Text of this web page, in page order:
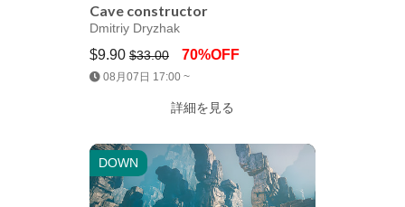
Cave constructor
Dmitriy Dryzhak
$9.90 $33.00 70%OFF
08月07日 17:00 ~
詳細を見る
DOWN
Jump AssetStore